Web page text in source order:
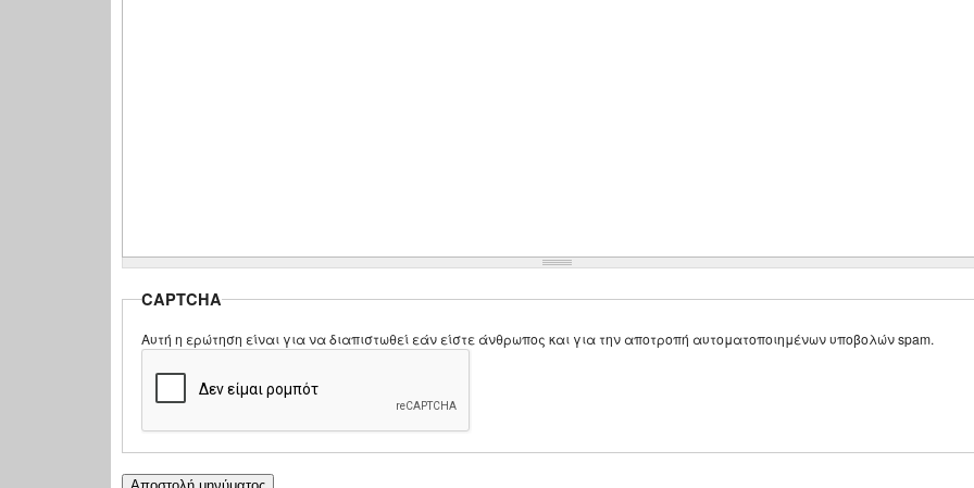
CAPTCHA
Αυτή η ερώτηση είναι για να διαπιστωθεί εάν είστε άνθρωπος και για την αποτροπή αυτοματοποιημένων υποβολών spam.